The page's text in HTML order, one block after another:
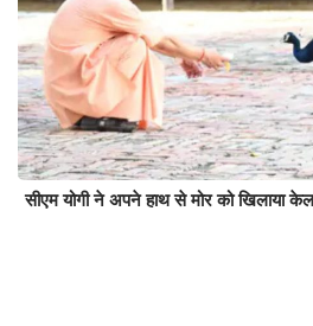
सीएम योगी ने अपने हाथ से मोर को खिलाया